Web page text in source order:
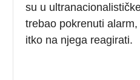
su u
trebao pokrenuti
itko na njega reagirati.